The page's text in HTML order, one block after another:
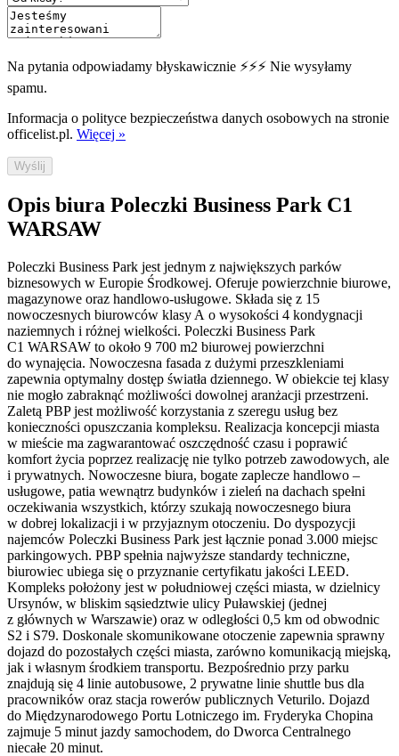
Na pytania odpowiadamy błyskawicznie ⚡⚡⚡ Nie wysyłamy
spamu.
Informacja o polityce bezpieczeństwa danych osobowych na stronie
officelist.pl. Więcej »
Wyślij
Opis biura Poleczki Business Park C1
WARSAW
Poleczki Business Park jest jednym z największych parków
biznesowych w Europie Środkowej. Oferuje powierzchnie biurowe,
magazynowe oraz handlowo-usługowe. Składa się z 15
nowoczesnych biurowców klasy A o wysokości 4 kondygnacji
naziemnych i różnej wielkości. Poleczki Business Park
C1 WARSAW to około 9 700 m2 biurowej powierzchni
do wynajęcia. Nowoczesna fasada z dużymi przeszkleniami
zapewnia optymalny dostęp światła dziennego. W obiekcie tej klasy
nie mogło zabraknąć możliwości dowolnej aranżacji przestrzeni.
Zaletą PBP jest możliwość korzystania z szeregu usług bez
konieczności opuszczania kompleksu. Realizacja koncepcji miasta
w mieście ma zagwarantować oszczędność czasu i poprawić
komfort życia poprzez realizację nie tylko potrzeb zawodowych, ale
i prywatnych. Nowoczesne biura, bogate zaplecze handlowo –
usługowe, patia wewnątrz budynków i zieleń na dachach spełni
oczekiwania wszystkich, którzy szukają nowoczesnego biura
w dobrej lokalizacji i w przyjaznym otoczeniu. Do dyspozycji
najemców Poleczki Business Park jest łącznie ponad 3.000 miejsc
parkingowych. PBP spełnia najwyższe standardy techniczne,
biurowiec ubiega się o przyznanie certyfikatu jakości LEED.
Kompleks położony jest w południowej części miasta, w dzielnicy
Ursynów, w bliskim sąsiedztwie ulicy Puławskiej (jednej
z głównych w Warszawie) oraz w odległości 0,5 km od obwodnic
S2 i S79. Doskonale skomunikowane otoczenie zapewnia sprawny
dojazd do pozostałych części miasta, zarówno komunikacją miejską,
jak i własnym środkiem transportu. Bezpośrednio przy parku
znajdują się 4 linie autobusowe, 2 prywatne linie shuttle bus dla
pracowników oraz stacja rowerów publicznych Veturilo. Dojazd
do Międzynarodowego Portu Lotniczego im. Fryderyka Chopina
zajmuje 5 minut jazdy samochodem, do Dworca Centralnego
niecałe 20 minut.